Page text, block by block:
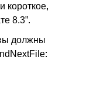
короткое,
8.3”.
должны